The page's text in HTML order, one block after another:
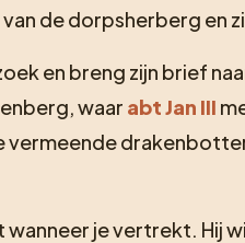
de dorpsherberg en
en breng zijn brief
waar abt Jan III
vermeende
wanneer je vertrekt. Hij